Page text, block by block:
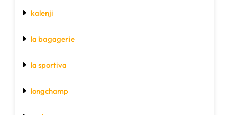
kalenji
la bagagerie
la sportiva
longchamp